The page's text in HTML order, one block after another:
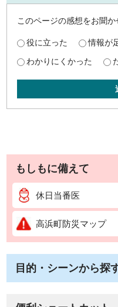
このページの感想をお聞か
役に立った
情報が
わかりにくかった
もしもに備えて
休日当番医
高浜町防災マップ
目的・シーンから探